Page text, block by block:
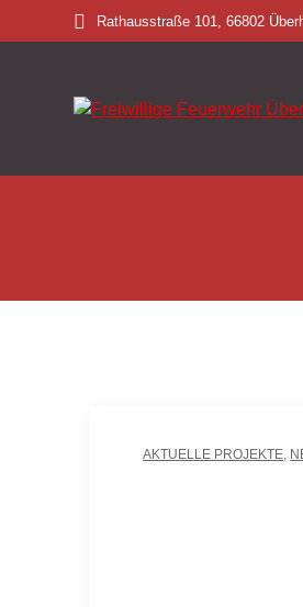
Rathausstraße 101, 66802
AKTUELLE PROJEKTE